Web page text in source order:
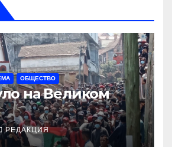
ОБЩЕСТВО
на Великом
РЕДАКЦИЯ